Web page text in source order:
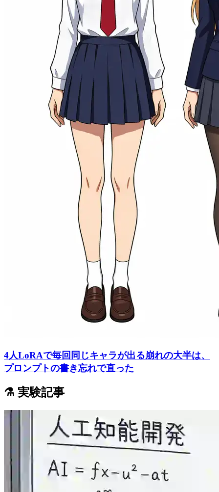
4人LoRAで毎回同じキャラが出る崩れの大半は、
プロンプトの書き忘れで直った
⚗️ 実験記事